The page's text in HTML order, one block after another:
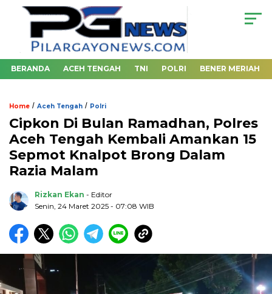
BERANDA ACEH TENGAH TNI POLRI BENER MERIAH
Home / Aceh Tengah / Polri
Cipkon Di Bulan Ramadhan, Polres
Aceh Tengah Kembali Amankan 15
Sepmot Knalpot Brong Dalam
Razia Malam
Rizkan Ekan - Editor
Senin, 24 Maret 2025 - 07:08 WIB